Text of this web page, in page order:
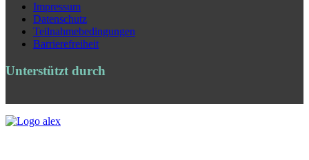
Impressum
Datenschutz
Teilnahmebedingungen
Barrierefreiheit
Unterstützt durch